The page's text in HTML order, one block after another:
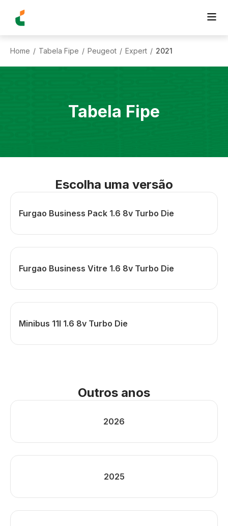
Home / Tabela Fipe / Peugeot / Expert / 2021
Tabela Fipe
Escolha uma versão
Furgao Business Pack 1.6 8v Turbo Die
Furgao Business Vitre 1.6 8v Turbo Die
Minibus 11l 1.6 8v Turbo Die
Outros anos
2026
2025